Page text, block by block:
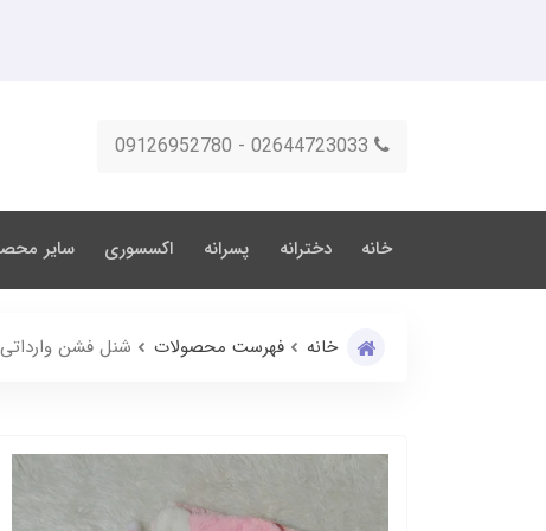
02644723033 - 09126952780
خانه دخترانه پسرانه اکسسوری سایر
خانه فهرست محصولات شنل فشن